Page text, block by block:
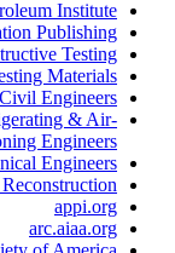
Institute
Publishing
Testing
Materials
Engineers
& Air-
Engineers
Engineers
appi.org
arc.aiaa.org